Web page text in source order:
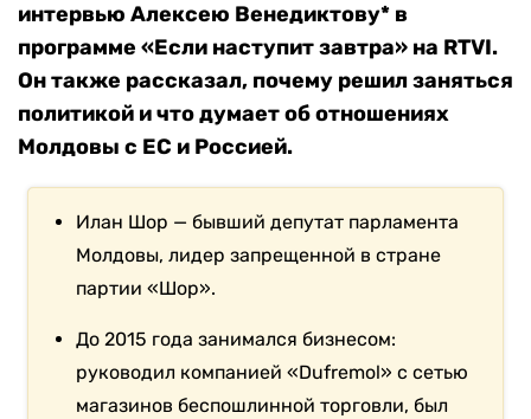
интервью Алексею Венедиктову* в
программе «Если наступит завтра» на RTVI.
Он также рассказал, почему решил заняться
политикой и что думает об отношениях
Молдовы с ЕС и Россией.
Илан Шор — бывший депутат парламента
Молдовы, лидер запрещенной в стране
партии «Шор».
До 2015 года занимался бизнесом:
руководил компанией «Dufremol» с сетью
магазинов беспошлинной торговли, был